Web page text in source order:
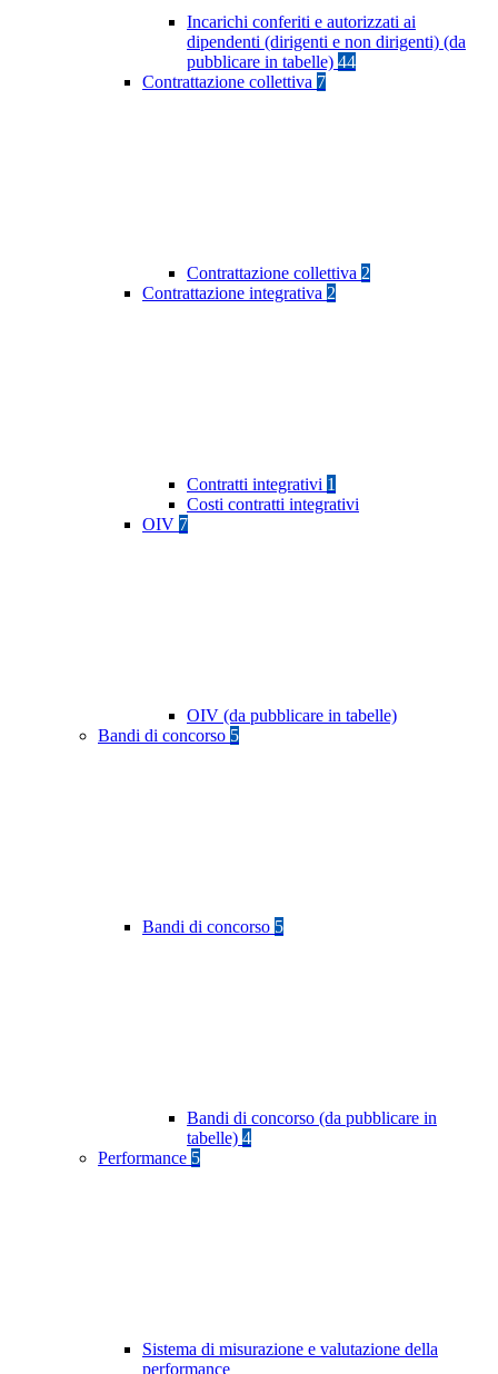
Incarichi conferiti e autorizzati ai
dipendenti (dirigenti e non dirigenti) (da
pubblicare in tabelle) 44
Contrattazione collettiva 7
Contrattazione collettiva 2
Contrattazione integrativa 2
Contratti integrativi 1
Costi contratti integrativi
OIV 7
OIV (da pubblicare in tabelle)
Bandi di concorso 5
Bandi di concorso 5
Bandi di concorso (da pubblicare in
tabelle) 4
Performance 5
Sistema di misurazione e valutazione della
performance